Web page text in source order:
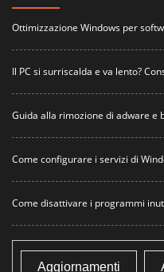
Ottimizzazione Windows per
Il PC si surriscalda e va lento?
Guida alla rimozione di adware
Come configurare i servizi di
Come disattivare i programmi
Aggiornamenti